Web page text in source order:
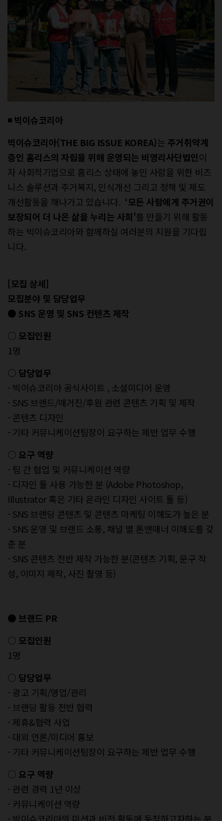
◾ 빅이슈코리아
빅이슈코리아(THE BIG ISSUE KOREA)는 주거취약계
층인 홈리스의 자립을 위해 운영되는 비영리사단법인이
자 사회적기업으로 홈리스 상태에 놓인 사람을 위한 비즈
니스 솔루션과 주거복지, 인식개선 그리고 정책 및 제도
개선활동을 해나가고 있습니다. ‘모든 사람에게 주거권이
보장되어 더 나은 삶을 누리는 사회'를 만들기 위해 활동
하는 빅이슈코리아와 함께하실 여러분의 지원을 기다립
니다.
[모집 상세]
모집분야 및 담당업무
● SNS 운영 및 SNS 컨텐츠 제작
○ 모집인원
1명
○ 담당업무
- 빅이슈코리아 공식사이트 , 소셜미디어 운영
- SNS 브랜드/매거진/후원 관련 콘텐츠 기획 및 제작
- 콘텐츠 디자인
- 기타 커뮤니케이션팀장이 요구하는 제반 업무 수행
○ 요구 역량
- 팀 간 협업 및 커뮤니케이션 역량
- 디자인 툴 사용 가능한 분 (Adobe Photoshop,
Illustrator 혹은 기타 온라인 디자인 사이트 툴 등)
- SNS 브랜딩 콘텐츠 및 콘텐츠 마케팅 이해도가 높은 분
- SNS 운영 및 브랜드 소통, 채널 별 톤앤매너 이해도를 갖
춘 분
- SNS 콘텐츠 전반 제작 가능한 분(콘텐츠 기획, 문구 작
성, 이미지 제작, 사진 촬영 등)
● 브랜드 PR
○ 모집인원
1명
○ 담당업무
- 광고 기획/영업/관리
- 브랜딩 활동 전반 협력
- 제휴&협력 사업
- 대외 언론/미디어 홍보
- 기타 커뮤니케이션팀장이 요구하는 제반 업무 수행
○ 요구 역량
- 관련 경력 1년 이상
- 커뮤니케이션 역량
- 빅이슈코리아의 미션과 비전 활동에 동참하고자하는 분